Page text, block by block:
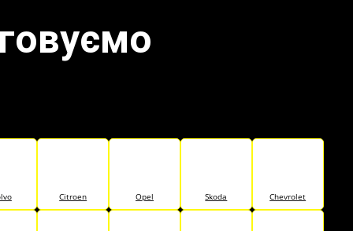
Citroen Opel Skoda Chevrolet